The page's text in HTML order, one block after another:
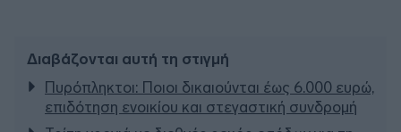
Διαβάζονται αυτή τη στιγμή
Πυρόπληκτοι: Ποιοι δικαιούνται έως 6.000 ευρώ,
επιδότηση ενοικίου και στεγαστική συνδρομή